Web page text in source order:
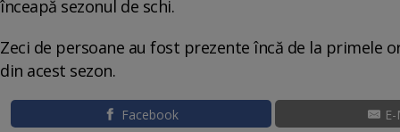
înceapă sezonul de schi.
Zeci de persoane au fost prezente încă de la primele
din acest sezon.
Facebook